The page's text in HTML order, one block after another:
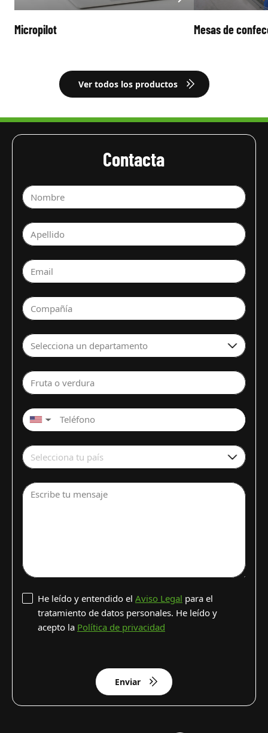
Micropilot Mesas de
Ver todos los productos
Contacta
Nombre
Apellido
Email
Compañía
Selecciona un departamento
Fruta o verdura
▼
Selecciona tu país
Escribe tu mensaje
He leído y entendido el Aviso Legal para el
tratamiento de datos personales. He leído y
acepto la Política de privacidad
Enviar